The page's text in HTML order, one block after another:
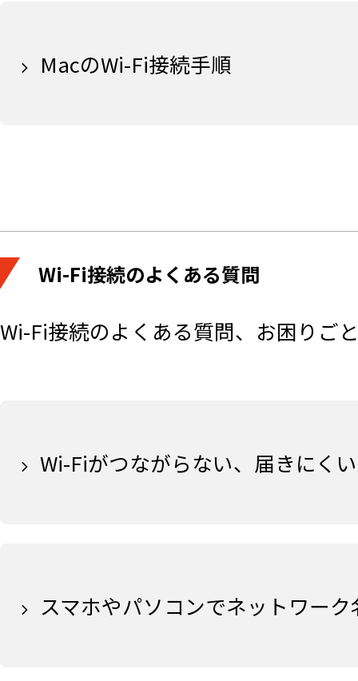
MacのWi-Fi接続手順
Wi-Fi接続のよくある質問
Wi-Fi接続のよくある質問、お困りご
Wi-Fiがつながらない、届きにくい
スマホやパソコンでネットワー